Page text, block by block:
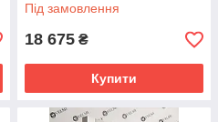
Під замовлення
18 675 ₴
Купити